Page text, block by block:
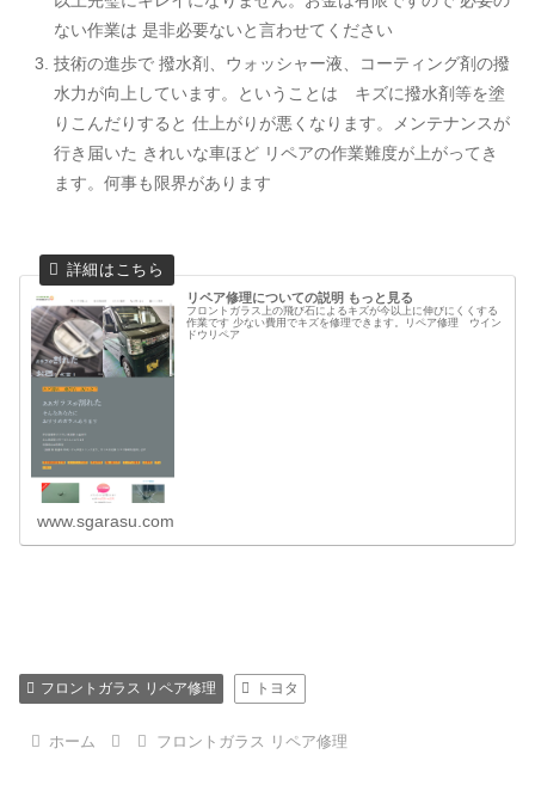
ない作業は 是非必要ないと言わせてください
技術の進歩で 撥水剤、ウォッシャー液、コーティング剤の撥
水力が向上しています。ということは キズに撥水剤等を塗
りこんだりすると 仕上がりが悪くなります。メンテナンスが
行き届いた きれいな車ほど リペアの作業難度が上がってき
ます。何事も限界があります
リペア修理についての説明 もっと見る
フロントガラス上の飛び石によるキズが今以上に伸びにくくする
作業です 少ない費用でキズを修理できます。リペア修理 ウイン
ドウリペア
www.sgarasu.com
フロントガラス リペア修理 トヨタ
ホーム フロントガラス リペア修理